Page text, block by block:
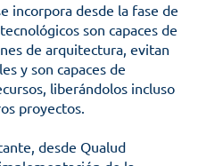
incorpora desde la fase de
son capaces de
de arquitectura, evitan
y son capaces de
liberándolos incluso
proyectos.
desde Qualud